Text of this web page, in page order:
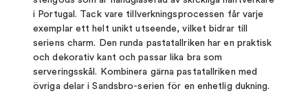
i Portugal. Tack vare tillverkningsprocessen får varje
exemplar ett helt unikt utseende, vilket bidrar till
seriens charm. Den runda pastatallriken har en praktisk
och dekorativ kant och passar lika bra som
serveringsskål. Kombinera gärna pastatallriken med
övriga delar i Sandsbro-serien för en enhetlig dukning.